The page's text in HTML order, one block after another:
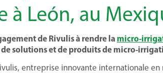
à León, au
de Rivulis à rendre la micro-
solutions et de produits de micro-
entreprise innovante internationale